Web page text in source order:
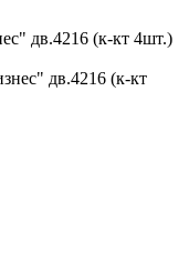
дв.4216 (к-кт 4шт.)